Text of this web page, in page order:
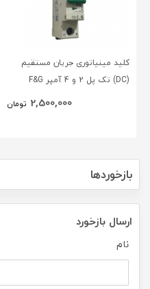
کلید مینیاتوری جریان مستقیم
(DC) تک پل 2 و 4 آمپر F&G
2,500,000 تومان
بازخوردها
ارسال بازخورد
نام